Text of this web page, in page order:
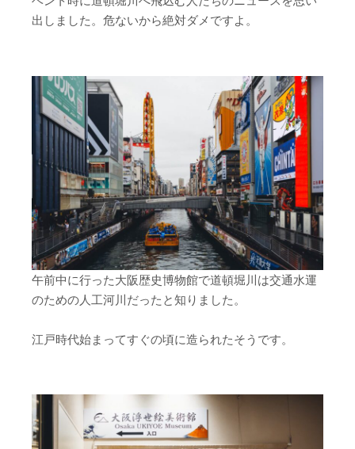
出しました。危ないから絶対ダメですよ。
午前中に行った大阪歴史博物館で道頓堀川は交通水運
のための人工河川だったと知りました。
江戸時代始まってすぐの頃に造られたそうです。